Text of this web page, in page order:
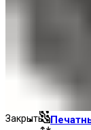
Закрыть